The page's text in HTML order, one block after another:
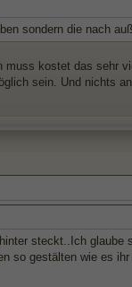
sondern die nach
muss kostet das sehr
sein. Und nichts
steckt..Ich
so gestälten wie es